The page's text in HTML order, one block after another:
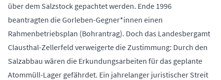
über dem Salzstock gepachtet werden. Ende 1996
beantragten die Gorleben-Gegner*innen einen
Rahmenbetriebsplan (Bohrantrag). Doch das Landesbergamt
Clausthal-Zellerfeld verweigerte die Zustimmung: Durch den
Salzabbau wären die Erkundungsarbeiten für das geplante
Atommüll-Lager gefährdet. Ein jahrelanger juristischer Streit